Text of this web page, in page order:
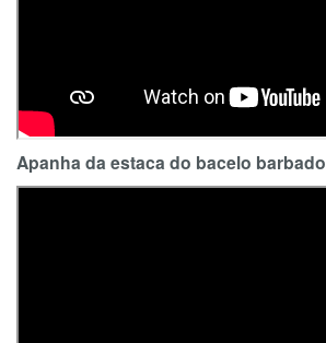
Apanha da estaca do bacelo barbado